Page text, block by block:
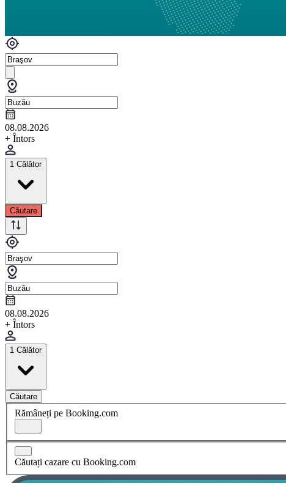
08.08.2026
+ Întors
1 Călător
Căutare
08.08.2026
+ Întors
1 Călător
Căutare
Rămâneți pe Booking.com
Căutați cazare cu Booking.com